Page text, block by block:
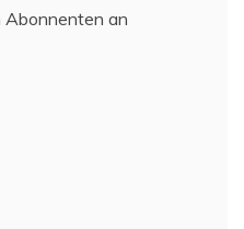
Abonnenten an